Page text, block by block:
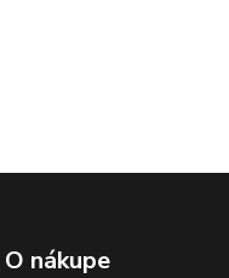
O nákupe